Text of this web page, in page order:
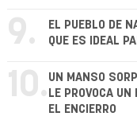
9.
EL PUEBLO DE
QUE ES IDEAL
10. UN MANSO
LE PROVOCA
EL ENCIERRO